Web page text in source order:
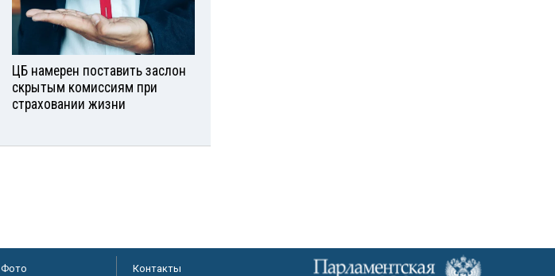
ЦБ намерен поставить заслон
скрытым комиссиям при
страховании жизни
Фото
Контакты